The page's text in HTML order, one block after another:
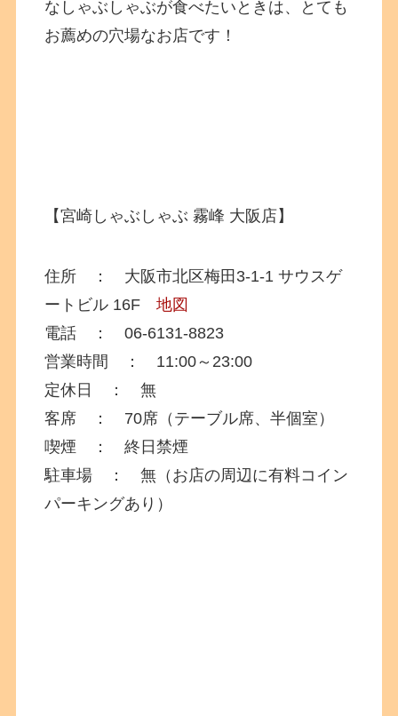
なしゃぶしゃぶが食べたいときは、とても
お薦めの穴場なお店です！
【宮崎しゃぶしゃぶ 霧峰 大阪店】
住所 ： 大阪市北区梅田3-1-1 サウスゲ
ートビル 16F地図
電話 ： 06‐6131‐8823
営業時間 ： 11:00～23:00
定休日 ： 無
客席 ： 70席（テーブル席、半個室）
喫煙 ： 終日禁煙
駐車場 ： 無（お店の周辺に有料コイン
パーキングあり）